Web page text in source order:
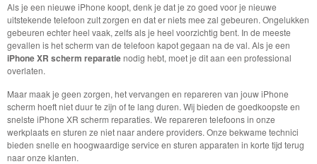
Als je een nieuwe iPhone koopt, denk je dat je zo goed voor je nieuwe
uitstekende telefoon zult zorgen en dat er niets mee zal gebeuren. Ongelukken
gebeuren echter heel vaak, zelfs als je heel voorzichtig bent. In de meeste
gevallen is het scherm van de telefoon kapot gegaan na de val. Als je een
iPhone XR scherm reparatienodig hebt, moet je dit aan een professional
overlaten.
Maar maak je geen zorgen, het vervangen en repareren van jouw iPhone
scherm hoeft niet duur te zijn of te lang duren. Wij bieden de goedkoopste en
snelste iPhone XR scherm reparaties. We repareren telefoons in onze
werkplaats en sturen ze niet naar andere providers. Onze bekwame technici
bieden snelle en hoogwaardige service en sturen apparaten in korte tijd terug
naar onze klanten.